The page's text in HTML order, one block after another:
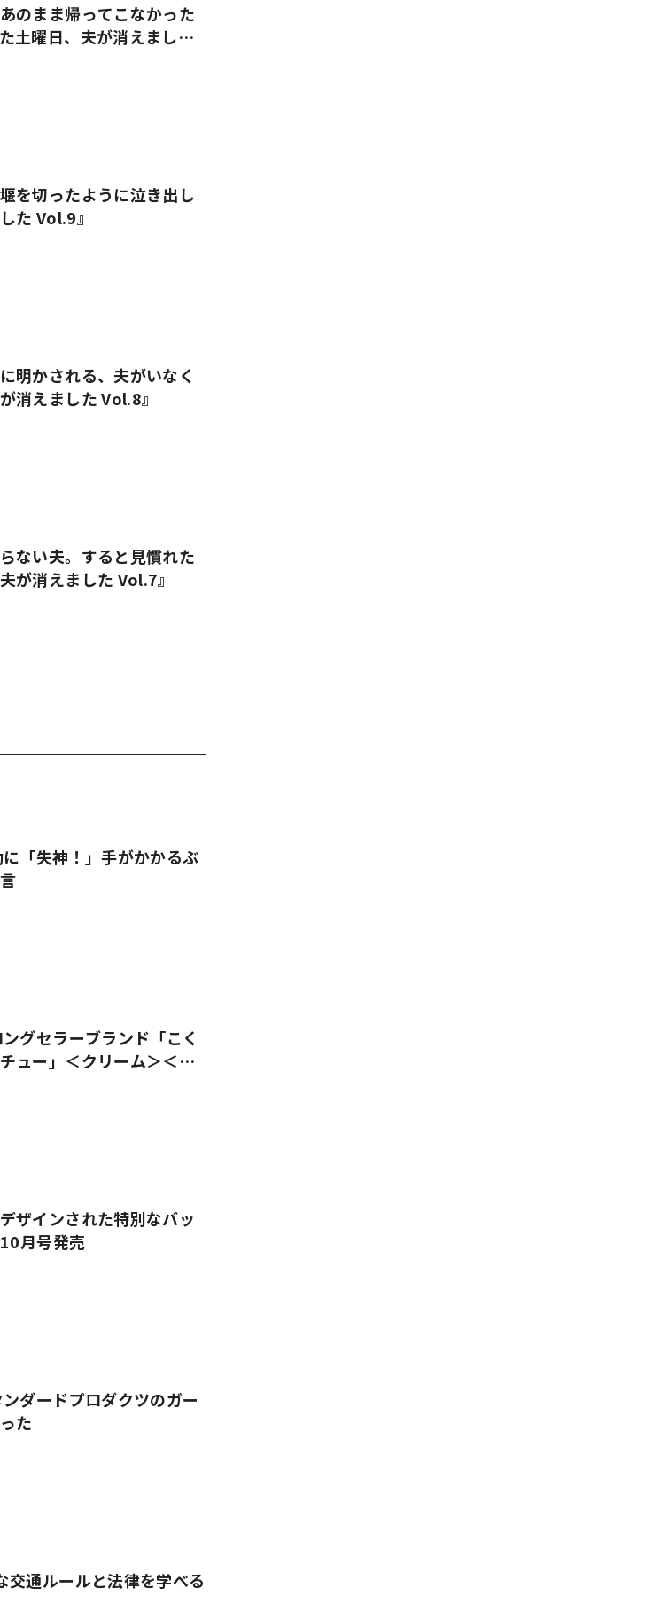
のまま帰ってこなかった
土曜日、夫が消えました
を切ったように泣き出し
た Vol.9』
明かされる、夫がいなく
消えました Vol.8』
ない夫。すると見慣れた
消えました Vol.7』
「失神！」手がかかるぶ
グセラーブランド「こく
ュー」＜クリーム＞＜ビ
ザインされた特別なバッ
月号発売
ダードプロダクツのガー
た
交通ルールと法律を学べる